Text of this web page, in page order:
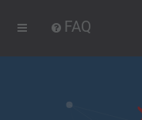
FAQ